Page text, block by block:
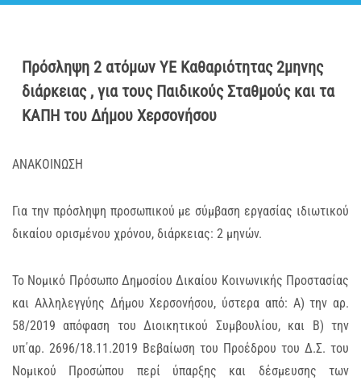
Πρόσληψη 2 ατόμων ΥΕ Καθαριότητας 2μηνης
διάρκειας , για τους Παιδικούς Σταθμούς και τα
ΚΑΠΗ του Δήμου Χερσονήσου
ΑΝΑΚΟΙΝΩΣΗ
Για την πρόσληψη προσωπικού με σύμβαση εργασίας ιδιωτικού
δικαίου ορισμένου χρόνου, διάρκειας: 2 μηνών.
Το Νομικό Πρόσωπο Δημοσίου Δικαίου Κοινωνικής Προστασίας
και Αλληλεγγύης Δήμου Χερσονήσου, ύστερα από: Α) την αρ.
58/2019 απόφαση του Διοικητικού Συμβουλίου, και Β) την
υπ΄αρ. 2696/18.11.2019 Βεβαίωση του Προέδρου του Δ.Σ. του
Νομικού Προσώπου περί ύπαρξης και δέσμευσης των